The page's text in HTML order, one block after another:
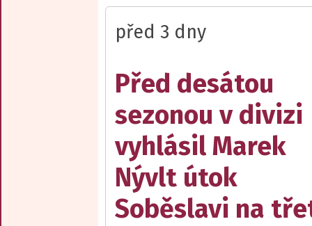
před 3 dny
Před desátou
sezonou v divizi
vyhlásil Marek
Nývlt útok
Soběslavi na